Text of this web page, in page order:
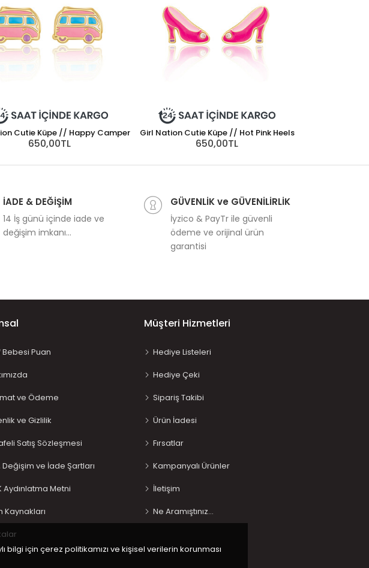
Cutie Küpe // Happy Camper
650,00TL
Girl Nation Cutie Küpe // Hot Pink Heels
650,00TL
Girl Nation
İADE & DEĞİŞİM
14 İş günü içinde iade ve
değişim imkanı...
GÜVENLİK ve GÜVENİLİRLİK
İyzico & PayTr ile güvenli
ödeme ve orijinal ürün
garantisi
Bebesi Puan
ve Ödeme
ve Gizlilik
Satış Sözleşmesi
Değişim ve İade Şartları
Aydınlatma Metni
Kaynakları
Müşteri Hizmetleri
Hediye Listeleri
Hediye Çeki
Sipariş Takibi
Ürün İadesi
Fırsatlar
Kampanyalı Ürünler
İletişim
Ne Aramıştınız…
için çerez politikamızı ve kişisel verilerin korunması